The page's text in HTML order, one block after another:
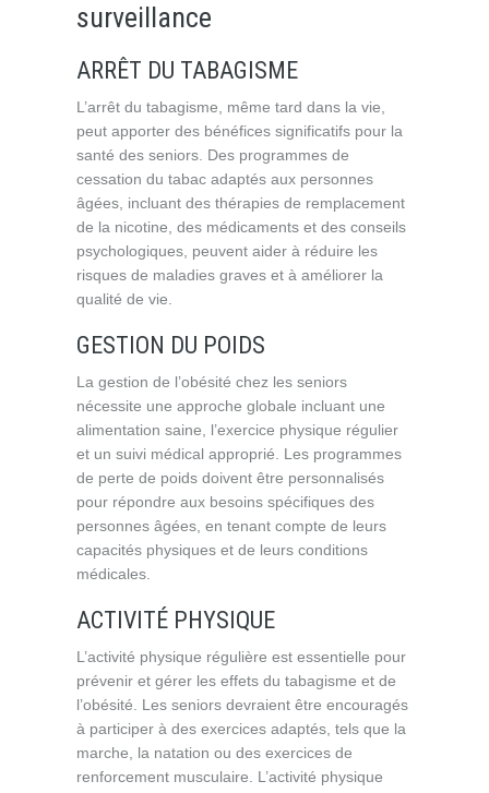
surveillance
ARRÊT DU TABAGISME
L’arrêt du tabagisme, même tard dans la vie,
peut apporter des bénéfices significatifs pour la
santé des seniors. Des programmes de
cessation du tabac adaptés aux personnes
âgées, incluant des thérapies de remplacement
de la nicotine, des médicaments et des conseils
psychologiques, peuvent aider à réduire les
risques de maladies graves et à améliorer la
qualité de vie.
GESTION DU POIDS
La gestion de l’obésité chez les seniors
nécessite une approche globale incluant une
alimentation saine, l’exercice physique régulier
et un suivi médical approprié. Les programmes
de perte de poids doivent être personnalisés
pour répondre aux besoins spécifiques des
personnes âgées, en tenant compte de leurs
capacités physiques et de leurs conditions
médicales.
ACTIVITÉ PHYSIQUE
L’activité physique régulière est essentielle pour
prévenir et gérer les effets du tabagisme et de
l’obésité. Les seniors devraient être encouragés
à participer à des exercices adaptés, tels que la
marche, la natation ou des exercices de
renforcement musculaire. L’activité physique